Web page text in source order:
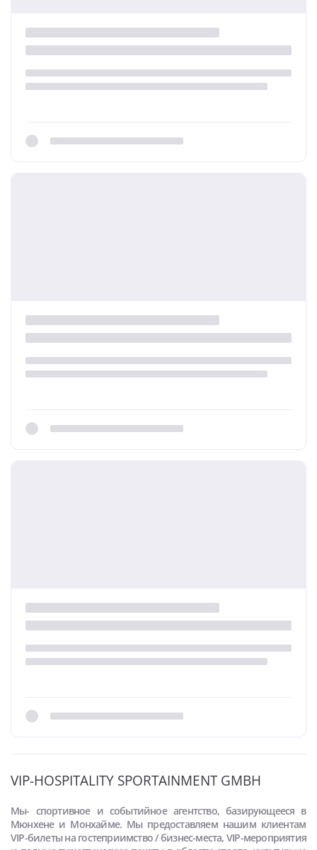
VIP-HOSPITALITY SPORTAINMENT GMBH
Мы- cпортивное и событийное агентство, базирующееся в
Мюнхене и Монхайме. Мы предоставляем нашим клиентам
VIP-билеты на гостеприимство / бизнес-места, VIP-мероприятия